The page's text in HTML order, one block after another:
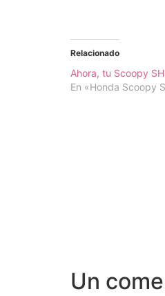
Relacionado
Ahora, tu Scoopy
En «Honda Scoopy
Un